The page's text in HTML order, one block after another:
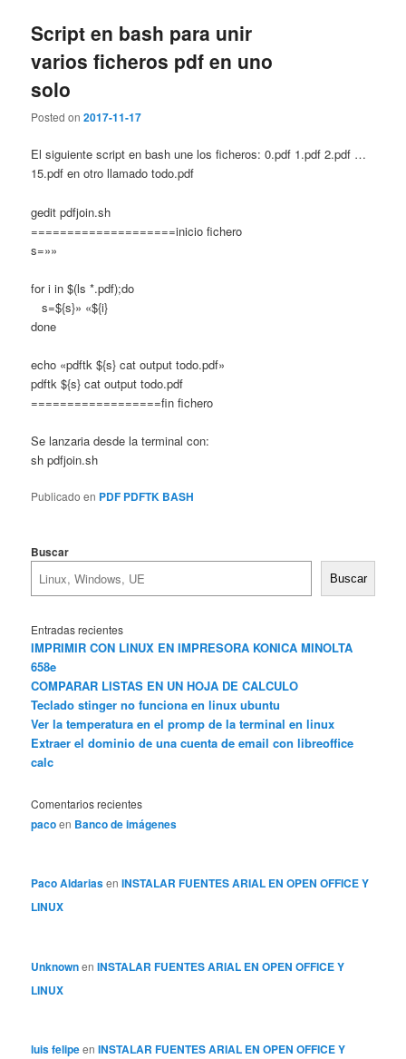
Script en bash para unir
varios ficheros pdf en uno
solo
Posted on2017-11-17
El siguiente script en bash une los ficheros: 0.pdf 1.pdf 2.pdf …
15.pdf en otro llamado todo.pdf
gedit pdfjoin.sh
====================inicio fichero
s=»»
for i in $(ls *.pdf);do
s=${s}» «${i}
done
echo «pdftk ${s} cat output todo.pdf»
pdftk ${s} cat output todo.pdf
==================fin fichero
Se lanzaria desde la terminal con:
sh pdfjoin.sh
Publicado en PDF PDFTK BASH
Buscar
Buscar
Entradas recientes
IMPRIMIR CON LINUX EN IMPRESORA KONICA MINOLTA
658e
COMPARAR LISTAS EN UN HOJA DE CALCULO
Teclado stinger no funciona en linux ubuntu
Ver la temperatura en el promp de la terminal en linux
Extraer el dominio de una cuenta de email con libreoffice
calc
Comentarios recientes
pacoen Banco de imágenes
Paco AldariasenINSTALAR FUENTES ARIAL EN OPEN OFFICE Y
LINUX
UnknownenINSTALAR FUENTES ARIAL EN OPEN OFFICE Y
LINUX
luis felipeenINSTALAR FUENTES ARIAL EN OPEN OFFICE Y